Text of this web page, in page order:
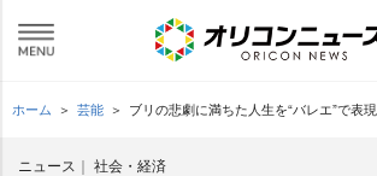
ホーム 芸能 ブリの悲劇に満ちた人生を“バレエ”で表現
ニュース 社会・経済